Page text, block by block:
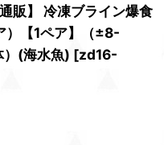
販】 冷凍ブライン爆食
）【1ペア】（±8-
(海水魚) [zd16-